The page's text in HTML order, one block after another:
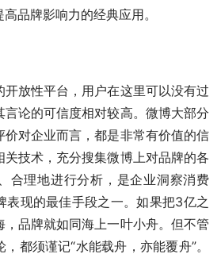
品牌影响力的经典应用。
放性平台，用户在这里可以没有过
言论的可信度相对较高。微博大部分
价对企业而言，都是非常有价值的信
技术，充分搜集微博上对品牌的各
合理地进行分析，是企业洞察消费
表现的最佳手段之一。如果把3亿之
品牌就如同海上一叶小舟。但不管
都须谨记“水能载舟，亦能覆舟”。